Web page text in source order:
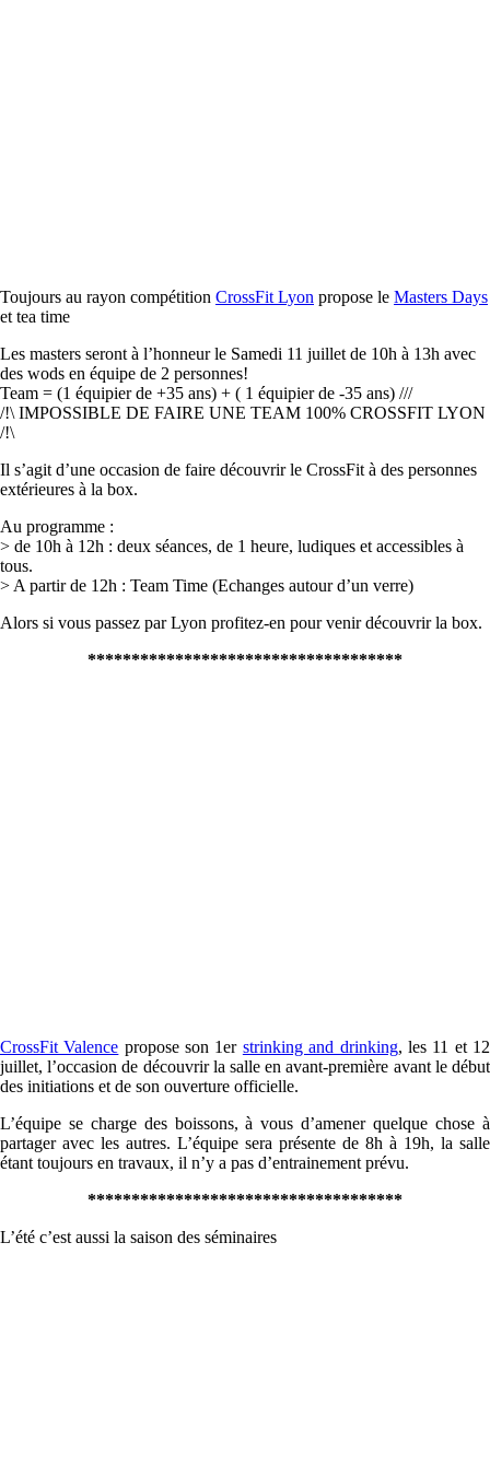
Toujours au rayon compétition CrossFit Lyon propose le Masters Days
et tea time
Les masters seront à l’honneur le Samedi 11 juillet de 10h à 13h avec
des wods en équipe de 2 personnes!
Team = (1 équipier de +35 ans) + ( 1 équipier de -35 ans) ///
/!\ IMPOSSIBLE DE FAIRE UNE TEAM 100% CROSSFIT LYON
/!\
Il s’agit d’une occasion de faire découvrir le CrossFit à des personnes
extérieures à la box.
Au programme :
> de 10h à 12h : deux séances, de 1 heure, ludiques et accessibles à
tous.
> A partir de 12h : Team Time (Echanges autour d’un verre)
Alors si vous passez par Lyon profitez-en pour venir découvrir la box.
************************************
CrossFit Valence propose son 1er strinking and drinking, les 11 et 12
juillet, l’occasion de découvrir la salle en avant-première avant le début
des initiations et de son ouverture officielle.
L’équipe se charge des boissons, à vous d’amener quelque chose à
partager avec les autres. L’équipe sera présente de 8h à 19h, la salle
étant toujours en travaux, il n’y a pas d’entrainement prévu.
************************************
L’été c’est aussi la saison des séminaires